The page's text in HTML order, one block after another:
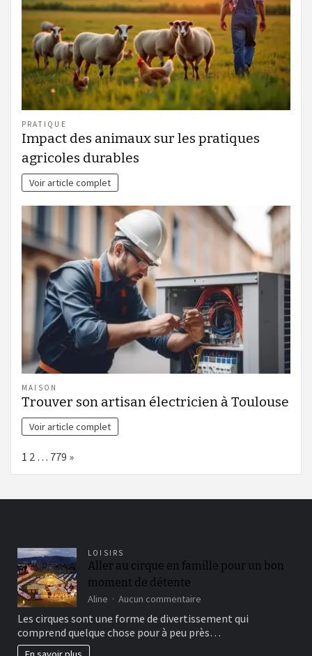
PRATIQUE
Impact des animaux sur les pratiques
agricoles durables
Voir article complet
MAISON
Trouver son artisan électricien à Toulouse
Voir article complet
Page:
1 2 … 779 Next
»
LOISIRS
Aller au cirque en famille pour un bon
moment de détente
Aline Aucun commentaire
au
cirque
Les cirques sont une forme de divertissement qui
comprend quelque chose pour à peu près…